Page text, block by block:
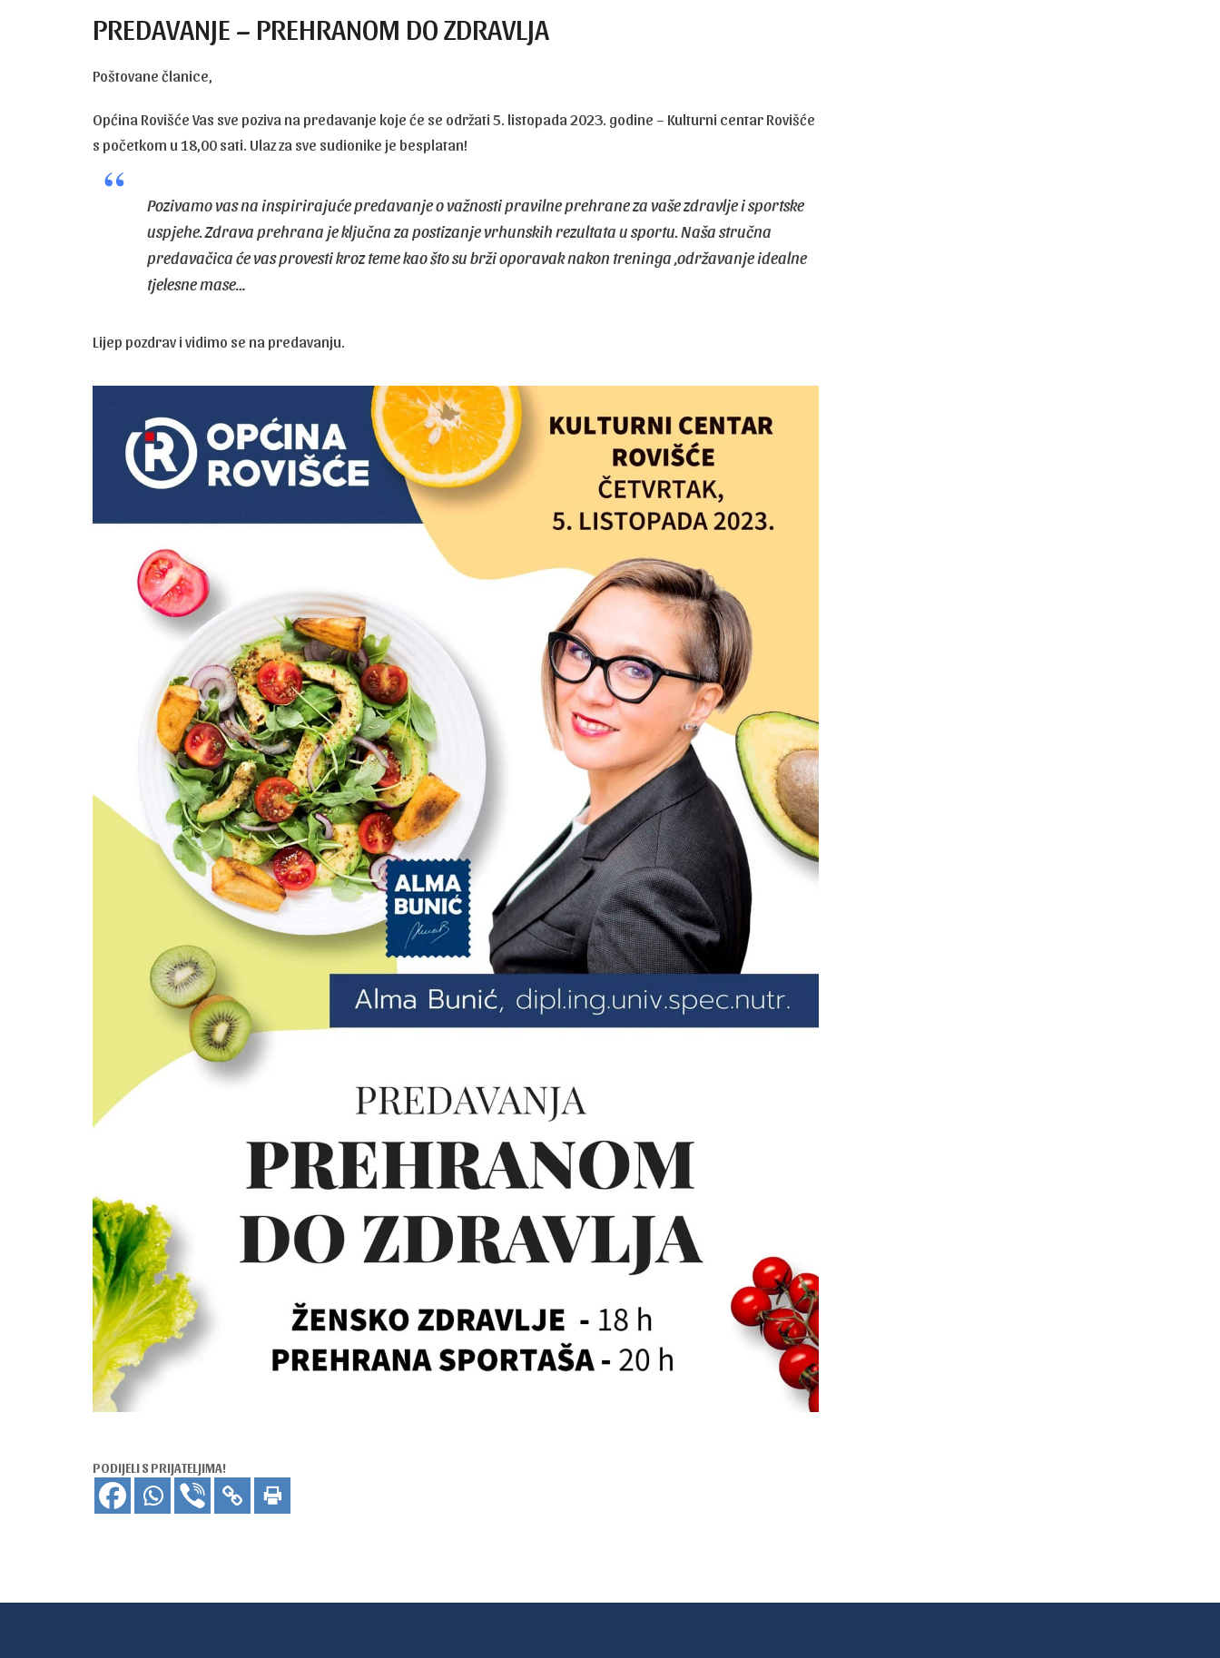
PREDAVANJE – PREHRANOM DO ZDRAVLJA
Poštovane članice,
Općina Rovišće Vas sve poziva na predavanje koje će se održati 5. listopada 2023. godine – Kulturni centar Rovišće
s početkom u 18,00 sati. Ulaz za sve sudionike je besplatan!
Pozivamo vas na inspirirajuće predavanje o važnosti pravilne prehrane za vaše zdravlje i sportske
uspjehe. Zdrava prehrana je ključna za postizanje vrhunskih rezultata u sportu. Naša stručna
predavačica će vas provesti kroz teme kao što su brži oporavak nakon treninga ,održavanje idealne
tjelesne mase…
Lijep pozdrav i vidimo se na predavanju.
PODIJELI S PRIJATELJIMA!